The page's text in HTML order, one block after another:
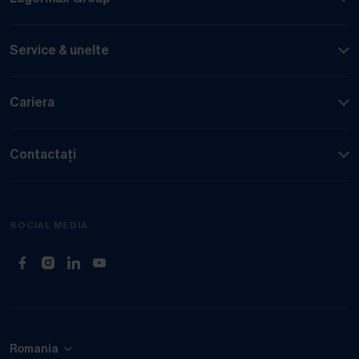
Service & unelte
Cariera
Contactați
SOCIAL MEDIA
(Deschide în filă nouă)
(Deschide în filă nouă)
(Deschide în filă nouă)
(Deschide în filă nouă)
Romania